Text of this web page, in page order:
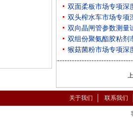
双面柔板市场专项深
双头榨水车市场专项
双向晶闸管参数测量
双组份聚氨酯胶粘剂
猴菇菌粉市场专项深
关于我们 联系我们